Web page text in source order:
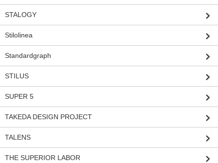
STALOGY
Stilolinea
Standardgraph
STILUS
SUPER 5
TAKEDA DESIGN PROJECT
TALENS
THE SUPERIOR LABOR